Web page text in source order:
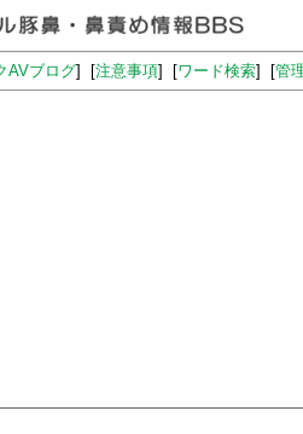
AVブログ] [注意事項] [ワード検索] [管